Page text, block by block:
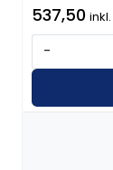
537,50
-